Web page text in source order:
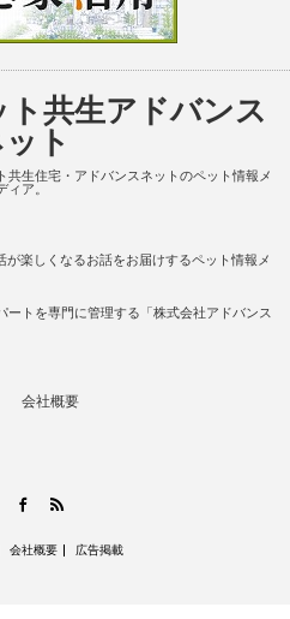
共生アドバンス
ト
生住宅・アドバンスネットのペット情報メ
ィア。
楽しくなるお話をお届けするペット情報メ
ートを専門に管理する「株式会社アドバンス
会社概要
Facebook
会社概要 広告掲載